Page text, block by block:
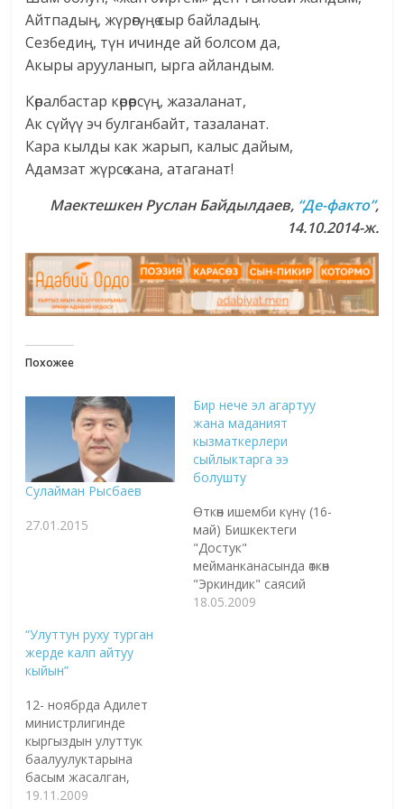
Айтпадың, жүрөгүңө сыр байладың.
Сезбедиң, түн ичинде ай болсом да,
Акыры арууланып, ырга айландым.
Көралбастар көрөөрсүң, жазаланат,
Ак сүйүү эч булганбайт, тазаланат.
Кара кылды как жарып, калыс дайым,
Адамзат жүрсө кана, атаганат!
МаектешкенРуслан Байдылдаев, “Де-факто”,
14.10.2014-ж.
Похожее
Сулайман Рысбаев
27.01.2015
Бир нече эл агартуу
жана маданият
кызматкерлери
сыйлыктарга ээ
болушту
Өткөн ишемби күнү (16-
май) Бишкектеги
"Достук"
мейманканасында өткөн
"Эркиндик" саясий
партиясынын IX
18.05.2009
“Улуттун руху турган
жерде калп айтуу
кыйын”
12- ноябрда Адилет
министрлигинде
кыргыздын улуттук
баалуулуктарына
басым жасалган,
көрөңгөлүү көөнөрбөс жакшы
19.11.2009